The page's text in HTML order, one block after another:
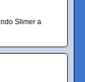
Slimer a